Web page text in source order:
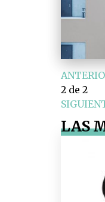
2 de 2
LAS